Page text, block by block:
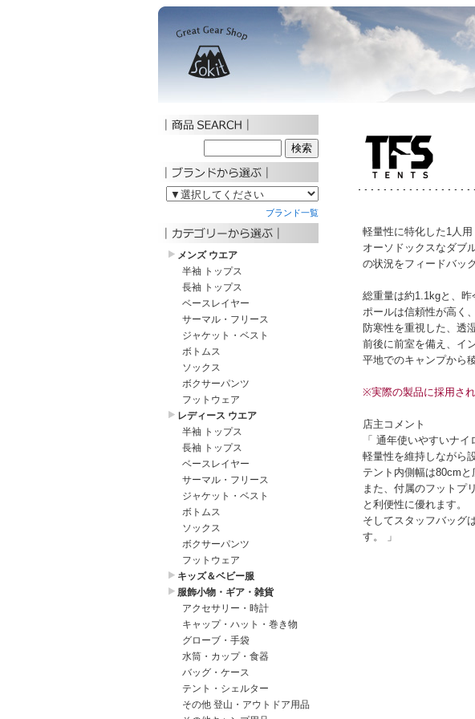
軽量性に特化した1人用
オーソドックスなダブ
の状況をフィードバッ
総重量は約1.1kgと、昨
ポールは信頼性が高く
防寒性を重視した、透
前後に前室を備え、イ
平地でのキャンプから
※実際の製品に採用さ
店主コメント
「 通年使いやすいナ
軽量性を維持しながら
テント内側幅は80cm
また、付属のフットプ
と利便性に優れます。
そしてスタッフバッグ
す。 」